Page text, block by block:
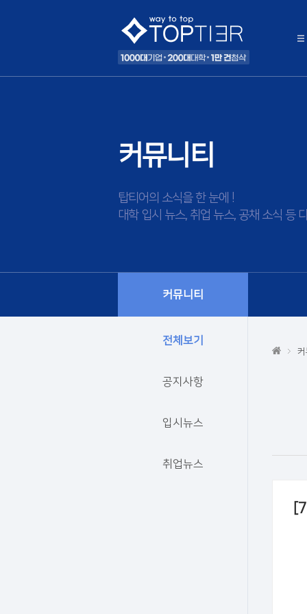
커뮤니티
탑티어의 소식을 한 눈에 !
대학 입시 뉴스, 취업 뉴스, 공채 소식 등
커뮤니티
전체보기
공지사항
입시뉴스
취업뉴스
커